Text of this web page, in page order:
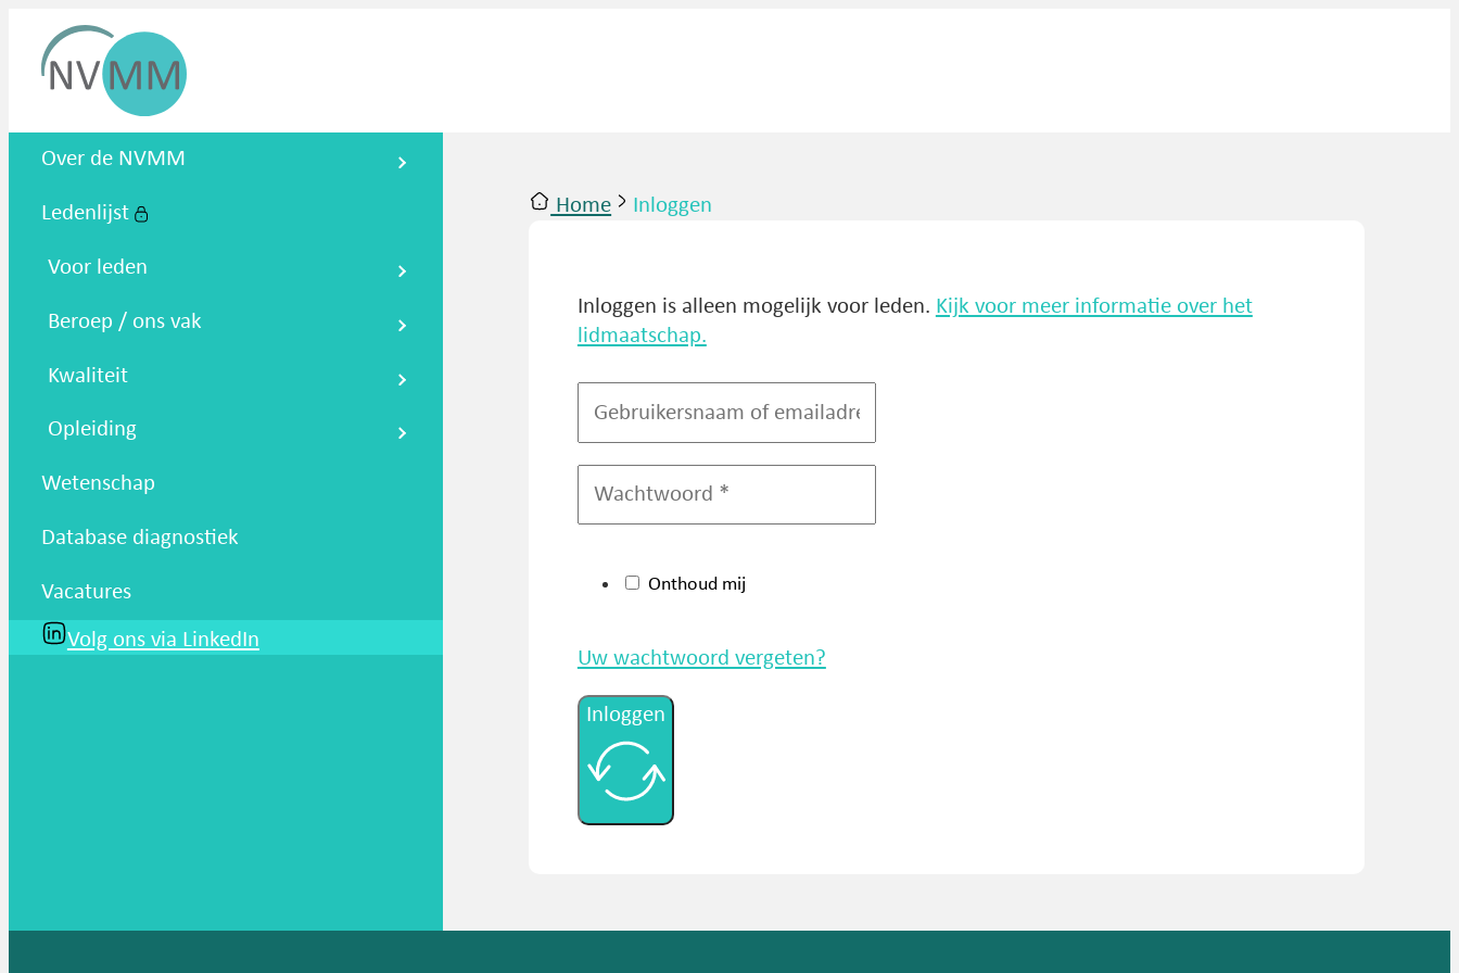
Nederlandse Vereniging voor
Over de NVMM
Ledenlijst
Voor leden
Beroep / ons vak
Kwaliteit
Opleiding
Wetenschap
Database diagnostiek
Vacatures
Volg ons via LinkedIn
Home Inloggen
Inloggen is alleen mogelijk voor leden. Kijk voor meer informatie over het
lidmaatschap.
Onthoud mij
Uw wachtwoord vergeten?
Inloggen